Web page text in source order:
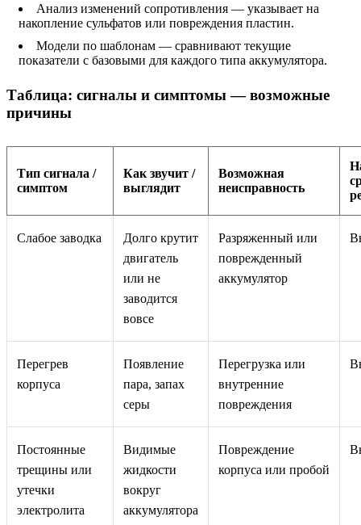
Анализ изменений сопротивления — указывает на
накопление сульфатов или повреждения пластин.
Модели по шаблонам — сравнивают текущие
показатели с базовыми для каждого типа аккумулятора.
Таблица: сигналы и симптомы — возможные
причины
Тип сигнала /
симптом
Как звучит /
выглядит
Возможная
неисправность
Слабое заводка
Долго крутит
двигатель
или не
заводится
вовсе
Разряженный или
поврежденный
аккумулятор
Перегрев
корпуса
Появление
пара, запах
серы
Перегрузка или
внутренние
повреждения
Постоянные
трещины или
утечки
электролита
Видимые
жидкости
вокруг
аккумулятора
Повреждение
корпуса или пробой